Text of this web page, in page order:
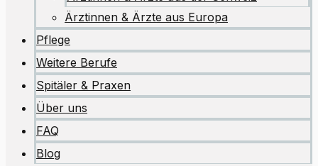
Ärztinnen & Ärzte aus Europa
Pflege
Weitere Berufe
Spitäler & Praxen
Über uns
FAQ
Blog